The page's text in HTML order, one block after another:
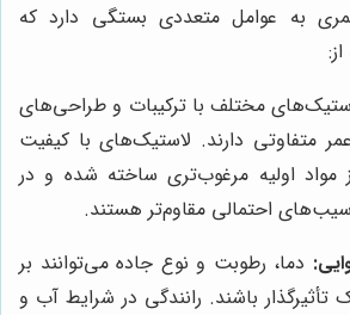
به عوامل متعددی بستگی دارد که
مختلف با ترکیبات و طراحی‌های
متفاوتی دارند. لاستیک‌های با کیفیت
از مواد اولیه مرغوب‌تری ساخته شده و در
احتمالی مقاوم‌تر هستند.
دما، رطوبت و نوع جاده می‌توانند بر
باشند. رانندگی در شرایط آب و